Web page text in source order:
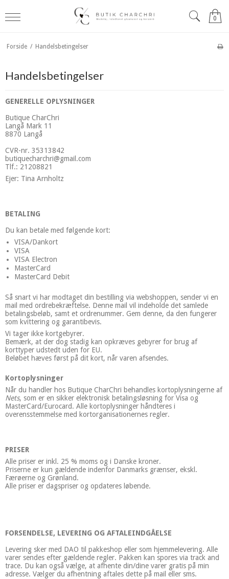
0
Forside / Handelsbetingelser
Handelsbetingelser
GENERELLE OPLYSNINGER
Butique CharChri
Langå Mark 11
8870 Langå
CVR-nr. 35313842
butiquecharchri@gmail.com
Tlf.: 21208821
Ejer: Tina Arnholtz
BETALING
Du kan betale med følgende kort:
VISA/Dankort
VISA
VISA Electron
MasterCard
MasterCard Debit
Så snart vi har modtaget din bestilling via webshoppen, sender vi en
mail med ordrebekræftelse. Denne mail vil indeholde det samlede
betalingsbeløb, samt et ordrenummer. Gem denne, da den fungerer
som kvittering og garantibevis.
Vi tager ikke kortgebyrer.
Bemærk, at der dog stadig kan opkræves gebyrer for brug af
korttyper udstedt uden for EU.
Beløbet hæves først på dit kort, når varen afsendes.
Kortoplysninger
Når du handler hos Butique CharChri behandles kortoplysningerne af
Nets, som er en sikker elektronisk betalingsløsning for Visa og
MasterCard/Eurocard. Alle kortoplysninger håndteres i
overensstemmelse med kortorganisationernes regler.
PRISER
Alle priser er inkl. 25 % moms og i Danske kroner.
Priserne er kun gældende indenfor Danmarks grænser, ekskl.
Færøerne og Grønland.
Alle priser er dagspriser og opdateres løbende.
FORSENDELSE, LEVERING OG AFTALEINDGÅELSE
Levering sker med DAO til pakkeshop eller som hjemmelevering. Alle
varer sendes efter gældende regler. Pakken kan spores via track and
trace. Du kan også vælge, at afhente din/dine varer gratis på min
adresse. Vælger du afhentning aftales dette på mail eller sms.